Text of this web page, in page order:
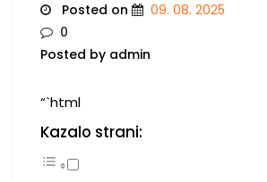
Posted on
09. 08. 2025
0
Posted by admin
“`html
Kazalo strani: